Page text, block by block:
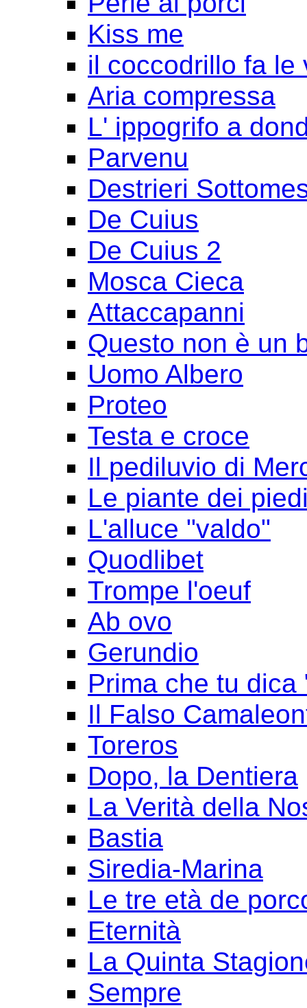
Kiss me
il coccodrillo fa le
Aria compressa
L' ippogrifo a
Parvenu
Destrieri
De Cuius
De Cuius 2
Mosca Cieca
Attaccapanni
Questo non è un
Uomo Albero
Proteo
Testa e croce
Il pediluvio di
Le piante dei
L'alluce "valdo"
Quodlibet
Trompe l'oeuf
Ab ovo
Gerundio
Prima che tu dica
Il Falso
Toreros
Dopo, la Dentiera
La Verità della
Bastia
Siredia-Marina
Le tre età de
Eternità
La Quinta
Sempre